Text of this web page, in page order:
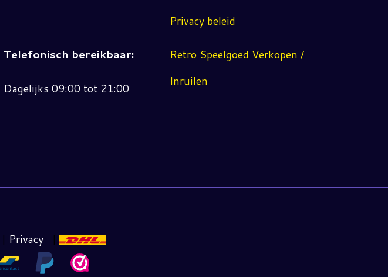
Telefonisch bereikbaar:
Dagelijks 09:00 tot 21:00
Privacy beleid
Retro Speelgoed Verkopen /
Inruilen
| Privacy |